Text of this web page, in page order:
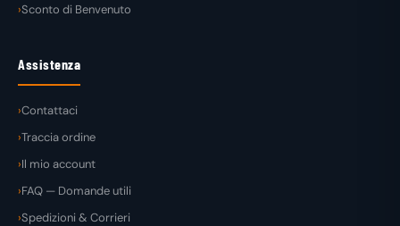
Sconto di Benvenuto
Assistenza
Contattaci
Traccia ordine
Il mio account
FAQ — Domande utili
Spedizioni & Corrieri